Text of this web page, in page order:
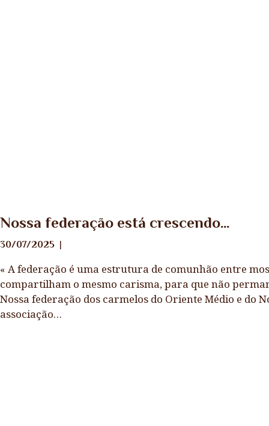
Nossa federação está crescendo…
30/07/2025
« A federação é uma estrutura de comunhão entre
compartilham o mesmo carisma, para que não
Nossa federação dos carmelos do Oriente Médio e do
associação…